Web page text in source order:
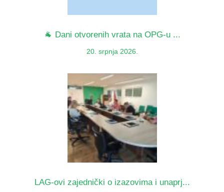
🐐 Dani otvorenih vrata na OPG-u ...
20. srpnja 2026.
LAG-ovi zajednički o izazovima i unaprj...